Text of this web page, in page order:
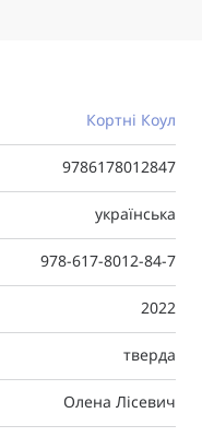
Кортні Коул
9786178012847
українська
978-617-8012-84-7
2022
тверда
Олена Лісевич